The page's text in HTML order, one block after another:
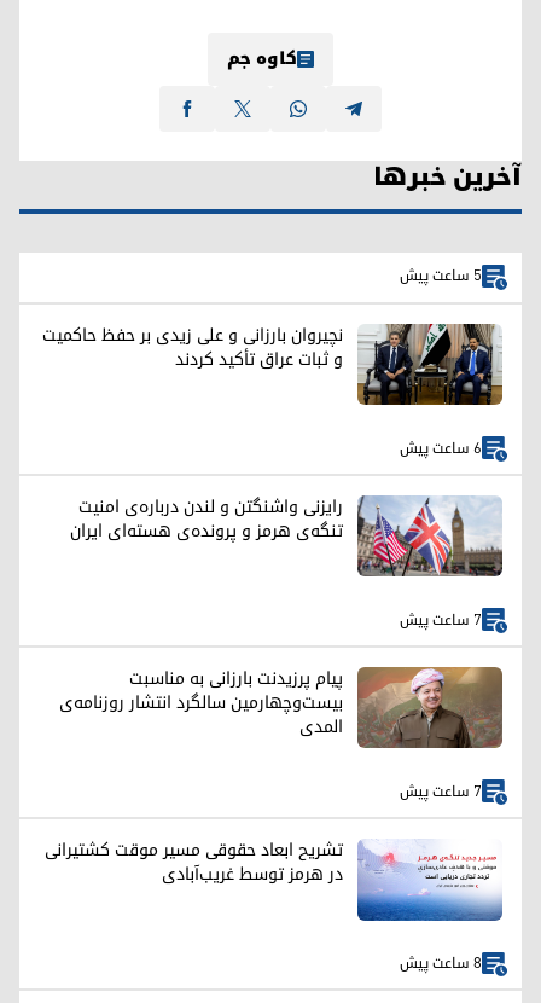
کاوە جم
آخرین خبرها
5 ساعت پیش
نچیروان بارزانی و علی زیدی بر حفظ حاکمیت
و ثبات عراق تأکید کردند
6 ساعت پیش
رایزنی واشنگتن و لندن درباره‌ی امنیت
تنگه‌ی هرمز و پرونده‌ی هسته‌ای ایران
7 ساعت پیش
پیام پرزیدنت بارزانی به مناسبت
بیست‌وچهارمین سالگرد انتشار روزنامه‌ی
المدی
7 ساعت پیش
تشریح ابعاد حقوقی مسیر موقت کشتیرانی
در هرمز توسط غریب‌آبادی
8 ساعت پیش